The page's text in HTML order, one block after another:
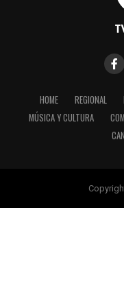
HOME REGIONAL
MÚSICA Y CULTURA